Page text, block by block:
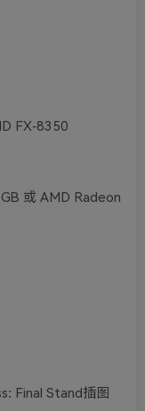
FX-8350
或 AMD Radeon